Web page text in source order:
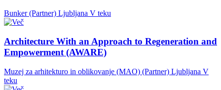
Bunker (Partner) Ljubljana V teku
Architecture With an Approach to Regeneration and
Empowerment (AWARE)
Muzej za arhitekturo in oblikovanje (MAO) (Partner) Ljubljana V
teku